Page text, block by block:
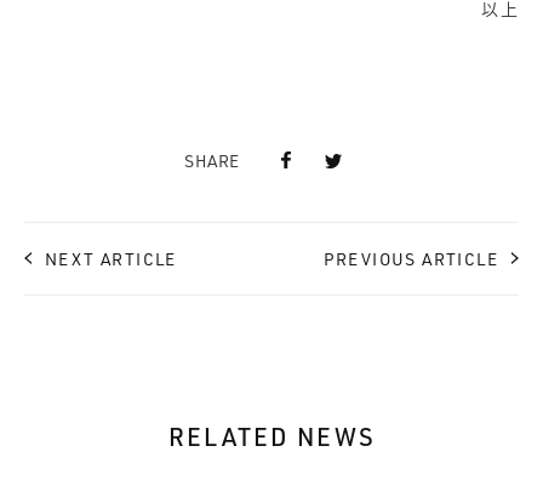
以上
SHARE
NEXT ARTICLE PREVIOUS ARTICLE
RELATED NEWS